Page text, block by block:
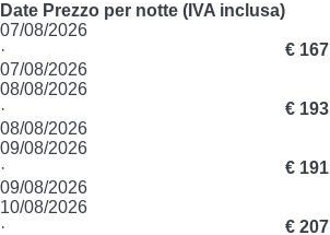
Date Prezzo per notte (IVA inclusa)
07/08/2026
·
07/08/2026
€ 167
08/08/2026
·
08/08/2026
€ 193
09/08/2026
·
09/08/2026
€ 191
10/08/2026
·
€ 207